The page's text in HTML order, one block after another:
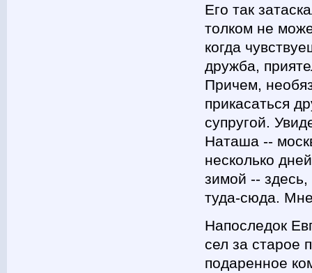
Его так
толком не
когда
дружба,
Причем,
прикасаться
супругой.
Наташа --
несколько
зимой --
туда-сюда.
Напоследок
сел за старое
подаренное